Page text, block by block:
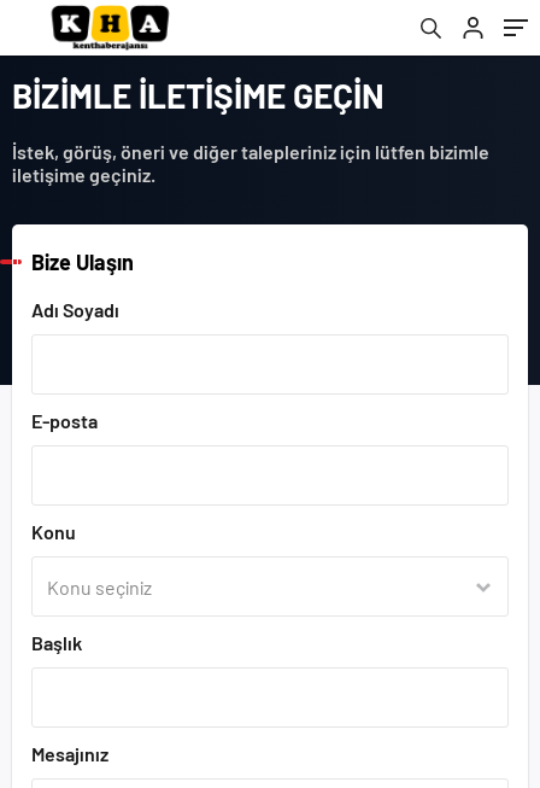
BİZİMLE İLETİŞİME GEÇİN
İstek, görüş, öneri ve diğer talepleriniz için lütfen bizimle
iletişime geçiniz.
Bize Ulaşın
Adı Soyadı
E-posta
Konu
Başlık
Mesajınız